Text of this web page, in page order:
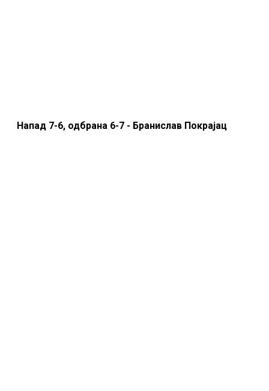
Напад 7-6, одбрана 6-7 - Бранислав Покрајац